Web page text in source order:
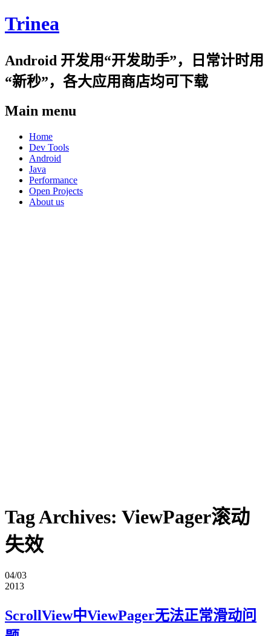
Trinea
Android 开发用“开发助手”，日常计时用
“新秒”，各大应用商店均可下载
Main menu
Skip
content
Home
Dev Tools
Android
Java
Performance
Open Projects
About us
Tag Archives: ViewPager滚动
失效
04/03
2013
ScrollView中ViewPager无法正常滑动问